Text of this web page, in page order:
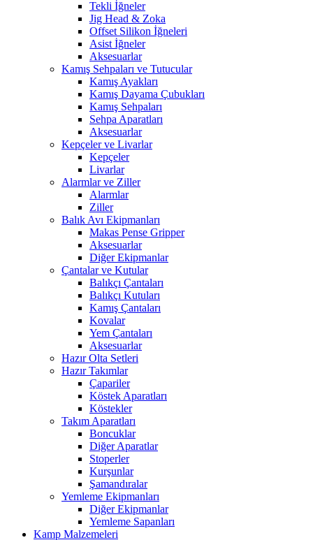
Tekli İğneler
Jig Head & Zoka
Offset Silikon İğneleri
Asist İğneler
Aksesuarlar
Kamış Sehpaları ve Tutucular
Kamış Ayakları
Kamış Dayama Çubukları
Kamış Sehpaları
Sehpa Aparatları
Aksesuarlar
Kepçeler ve Livarlar
Kepçeler
Livarlar
Alarmlar ve Ziller
Alarmlar
Ziller
Balık Avı Ekipmanları
Makas Pense Gripper
Aksesuarlar
Diğer Ekipmanlar
Çantalar ve Kutular
Balıkçı Çantaları
Balıkçı Kutuları
Kamış Çantaları
Kovalar
Yem Çantaları
Aksesuarlar
Hazır Olta Setleri
Hazır Takımlar
Çapariler
Köstek Aparatları
Köstekler
Takım Aparatları
Boncuklar
Diğer Aparatlar
Stoperler
Kurşunlar
Şamandıralar
Yemleme Ekipmanları
Diğer Ekipmanlar
Yemleme Sapanları
Kamp Malzemeleri